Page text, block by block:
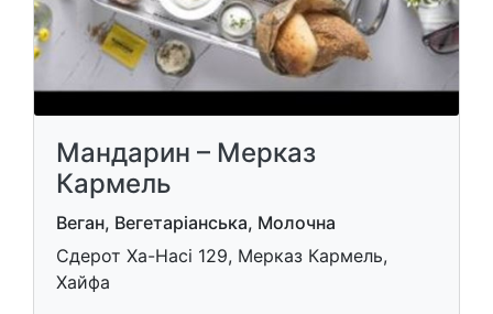
Мандарин – Мерказ
Кармель
Веган, Вегетаріанська, Молочна
Сдерот Ха-Насі 129, Мерказ Кармель,
Хайфа